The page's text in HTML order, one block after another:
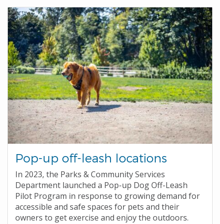
Pop-up off-leash locations
In 2023, the Parks & Community Services
Department launched a Pop-up Dog Off-Leash
Pilot Program in response to growing demand for
accessible and safe spaces for pets and their
owners to get exercise and enjoy the outdoors.